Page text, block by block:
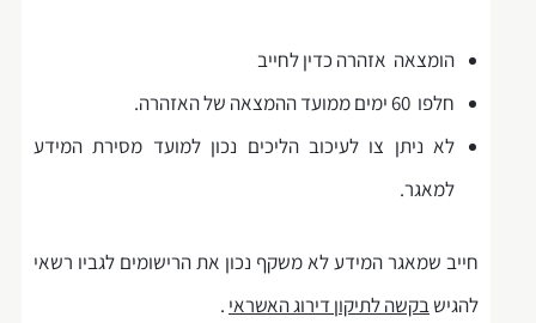
הומצאה אזהרה כדין לחייב
חלפו 60 ימים ממועד ההמצאה של האזהרה.
לא ניתן צו לעיכוב הליכים נכון למועד מסירת המידע
למאגר.
חייב שמאגר המידע לא משקף נכון את הרישומים לגביו רשאי
להגישבקשה לתיקון דירוג האשראי.